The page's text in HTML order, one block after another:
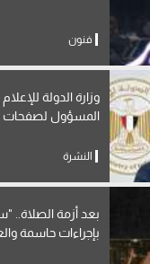
فنون
وزارة الدولة
المسؤول لصفحات
النشرة
بعد أزمة الصلاة..
بإجراءات حاسمة